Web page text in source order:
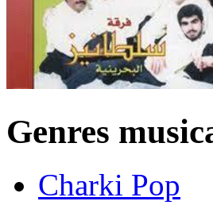
Genres
Charki Pop